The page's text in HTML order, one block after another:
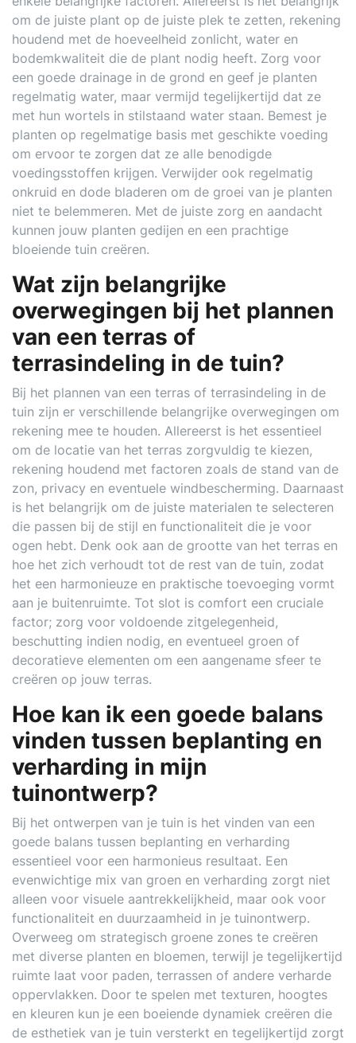
om de juiste plant op de juiste plek te zetten, rekening
houdend met de hoeveelheid zonlicht, water en
bodemkwaliteit die de plant nodig heeft. Zorg voor
een goede drainage in de grond en geef je planten
regelmatig water, maar vermijd tegelijkertijd dat ze
met hun wortels in stilstaand water staan. Bemest je
planten op regelmatige basis met geschikte voeding
om ervoor te zorgen dat ze alle benodigde
voedingsstoffen krijgen. Verwijder ook regelmatig
onkruid en dode bladeren om de groei van je planten
niet te belemmeren. Met de juiste zorg en aandacht
kunnen jouw planten gedijen en een prachtige
bloeiende tuin creëren.
Wat zijn belangrijke
overwegingen bij het plannen
van een terras of
terrasindeling in de tuin?
Bij het plannen van een terras of terrasindeling in de
tuin zijn er verschillende belangrijke overwegingen om
rekening mee te houden. Allereerst is het essentieel
om de locatie van het terras zorgvuldig te kiezen,
rekening houdend met factoren zoals de stand van de
zon, privacy en eventuele windbescherming. Daarnaast
is het belangrijk om de juiste materialen te selecteren
die passen bij de stijl en functionaliteit die je voor
ogen hebt. Denk ook aan de grootte van het terras en
hoe het zich verhoudt tot de rest van de tuin, zodat
het een harmonieuze en praktische toevoeging vormt
aan je buitenruimte. Tot slot is comfort een cruciale
factor; zorg voor voldoende zitgelegenheid,
beschutting indien nodig, en eventueel groen of
decoratieve elementen om een aangename sfeer te
creëren op jouw terras.
Hoe kan ik een goede balans
vinden tussen beplanting en
verharding in mijn
tuinontwerp?
Bij het ontwerpen van je tuin is het vinden van een
goede balans tussen beplanting en verharding
essentieel voor een harmonieus resultaat. Een
evenwichtige mix van groen en verharding zorgt niet
alleen voor visuele aantrekkelijkheid, maar ook voor
functionaliteit en duurzaamheid in je tuinontwerp.
Overweeg om strategisch groene zones te creëren
met diverse planten en bloemen, terwijl je tegelijkertijd
ruimte laat voor paden, terrassen of andere verharde
oppervlakken. Door te spelen met texturen, hoogtes
en kleuren kun je een boeiende dynamiek creëren die
de esthetiek van je tuin versterkt en tegelijkertijd zorgt